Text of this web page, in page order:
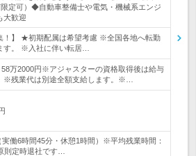
定可）◆自動車整備士や電気・機械系エンジ
大歓迎
！】 ★初期配属は希望考慮 ※全国各地へ転勤
す。 ※入社に伴い転居…
58万2000円※アジャスターの資格取得後は給与
※残業代は別途全額支給します。※…
働6時間45分・休憩1時間）※平均残業時間：
則定時退社です…